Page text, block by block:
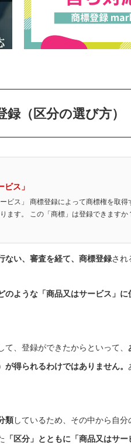
（区分の選び方）
ス」
ビス」 商標登録によって商標権を取得
ます。 この「商標」は登録できます
ない、審査を経て、商標登録され
のような「商品又はサービス」
、登録ができたからといって、
得られるわけではありません。
類しているため、その中から自分
「区分」とともに「商品又はサ